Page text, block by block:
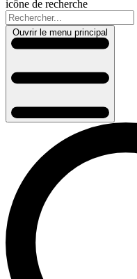
icône de recherche
Ouvrir le menu principal